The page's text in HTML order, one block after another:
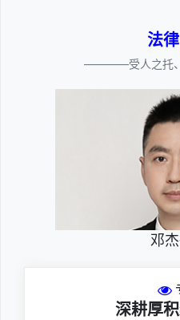
法
————受人之托
邓
深耕厚